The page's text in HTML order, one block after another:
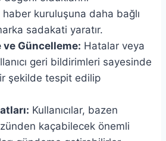
kuruluşuna daha bağlı
sadakati yaratır.
ve Güncelleme: Hatalar veya
geri bildirimleri sayesinde
şekilde tespit edilip
Kullanıcılar, bazen
kaçabilecek önemli